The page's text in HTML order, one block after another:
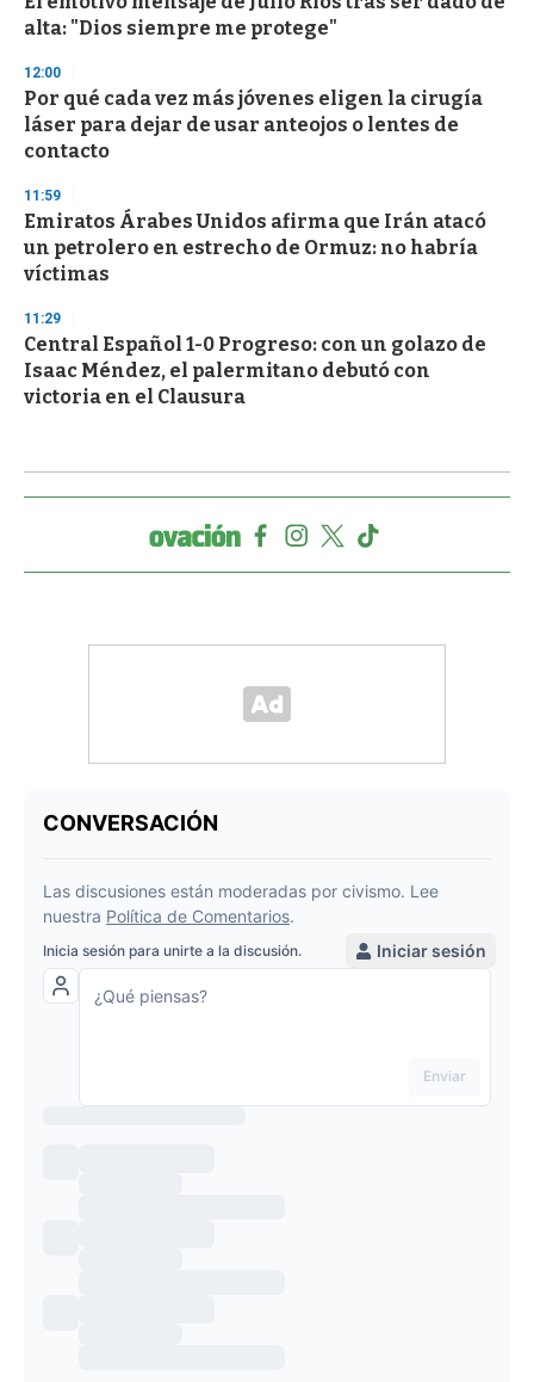
alta: "Dios siempre me protege"
12:00
Por qué cada vez más jóvenes eligen la cirugía
láser para dejar de usar anteojos o lentes de
contacto
11:59
Emiratos Árabes Unidos afirma que Irán atacó
un petrolero en estrecho de Ormuz: no habría
víctimas
11:29
Central Español 1-0 Progreso: con un golazo de
Isaac Méndez, el palermitano debutó con
victoria en el Clausura